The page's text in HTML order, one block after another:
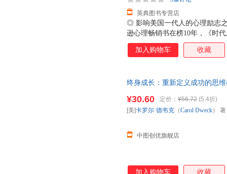
◎ 影响美国一代人的心理励志
逊心理畅销书在榜10年，《时
比尔·盖茨撰文推荐。◎ 斯坦福
究成果的经典作品。成功不在
功”更有意义？如果一段感情需
着我们生活和工作的方方面面
式，改变前进的方向。◎ *修订
英典图书专营店
加入购物车 收藏
终身成长：重新定义成功的思
¥30.60 定价： ¥56.72 (5.4折)
中图创优旗舰店
[美]卡罗尔·德韦克 （Carol Dweck）
加入购物车 收藏